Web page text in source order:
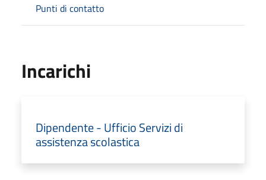
Punti di contatto
Incarichi
Dipendente - Ufficio Servizi di
assistenza scolastica